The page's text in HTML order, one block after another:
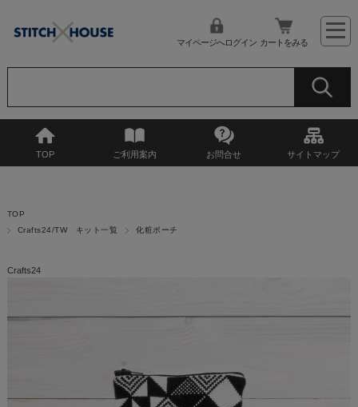
マイページへログイン カートをみる
TOP ご利用案内 お問合せ サイトマップ
TOP
Crafts24/TW キット一覧
化粧ポーチ
Crafts24